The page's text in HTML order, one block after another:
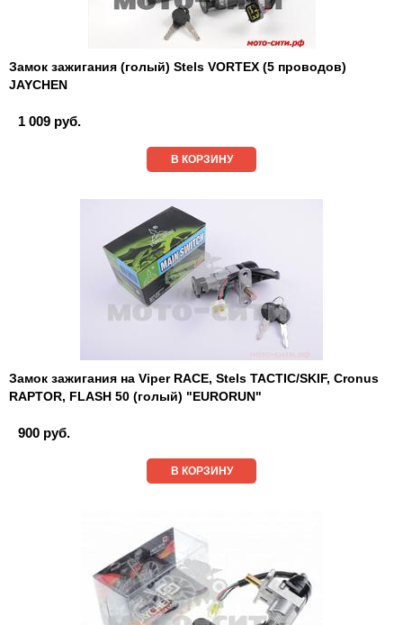
Замок зажигания (голый) Stels VORTEX (5 проводов)
JAYCHEN
1 009 руб.
В КОРЗИНУ
Замок зажигания на Viper RACE, Stels TACTIC/SKIF, Cronus
RAPTOR, FLASH 50 (голый) "EURORUN"
900 руб.
В КОРЗИНУ